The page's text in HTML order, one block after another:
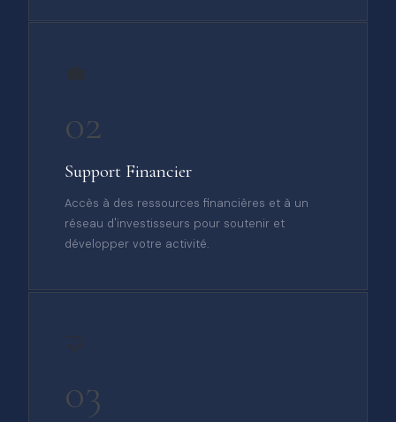
02
Support Financier
Accès à des ressources financières et à un
réseau d'investisseurs pour soutenir et
développer votre activité.
03